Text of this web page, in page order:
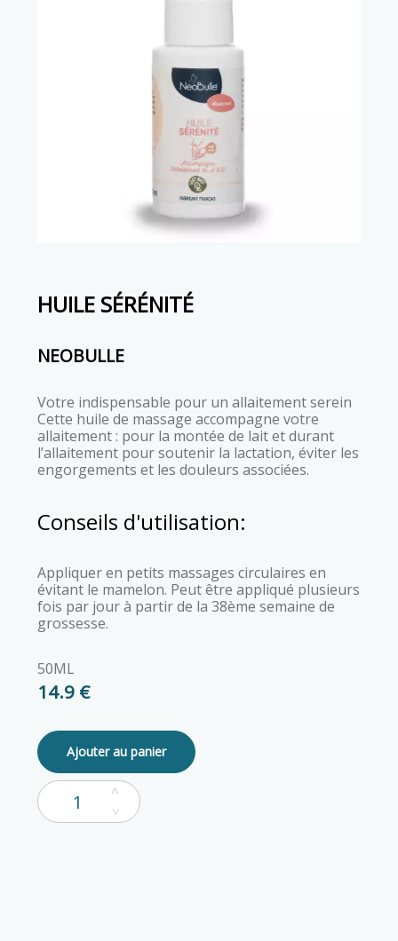
HUILE SÉRÉNITÉ
NEOBULLE
Votre indispensable pour un allaitement serein
Cette huile de massage accompagne votre
allaitement : pour la montée de lait et durant
l’allaitement pour soutenir la lactation, éviter les
engorgements et les douleurs associées.
Conseils d'utilisation:
Appliquer en petits massages circulaires en
évitant le mamelon. Peut être appliqué plusieurs
fois par jour à partir de la 38ème semaine de
grossesse.
50ML
14.9 €
Ajouter au panier